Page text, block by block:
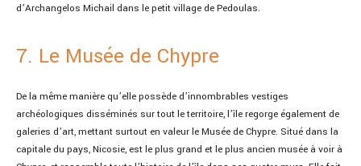
d’Archangelos Michail dans le petit village de Pedoulas.
7. Le Musée de Chypre
De la même manière qu’elle possède d’innombrables vestiges
archéologiques disséminés sur tout le territoire, l’île regorge également de
galeries d’art, mettant surtout en valeur le Musée de Chypre. Situé dans la
capitale du pays, Nicosie, est le plus grand et le plus ancien musée à voir à